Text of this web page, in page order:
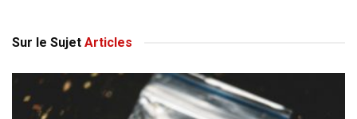
Sur le Sujet Articles